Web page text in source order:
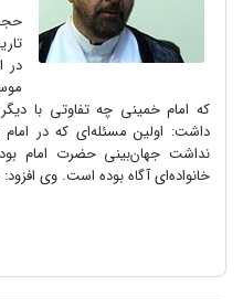
در
که امام خمینی چه تفاوتی با دیگر
داشت: اولین مسئله‌ای که در
نداشت جهان‌بینی حضرت امام بود.
خانواده‌ای آگاه بوده است. وی افزود: